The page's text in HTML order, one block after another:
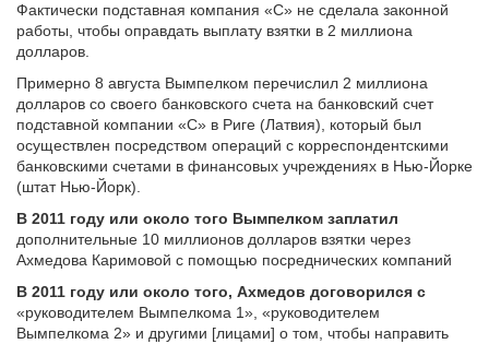
Фактически подставная компания «C» не сделала законной
работы, чтобы оправдать выплату взятки в 2 миллиона
долларов.
Примерно 8 августа Вымпелком перечислил 2 миллиона
долларов со своего банковского счета на банковский счет
подставной компании «C» в Риге (Латвия), который был
осуществлен посредством операций с корреспондентскими
банковскими счетами в финансовых учреждениях в Нью-Йорке
(штат Нью-Йорк).
В 2011 году или около того Вымпелком заплатил
дополнительные 10 миллионов долларов взятки через
Ахмедова Каримовой с помощью посреднических компаний
В 2011 году или около того, Ахмедов договорился с
«руководителем Вымпелкома 1», «руководителем
Вымпелкома 2» и другими [лицами] о том, чтобы направить